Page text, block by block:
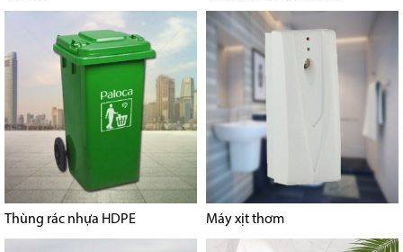
Thùng rác nhựa HDPE Máy xịt thơm